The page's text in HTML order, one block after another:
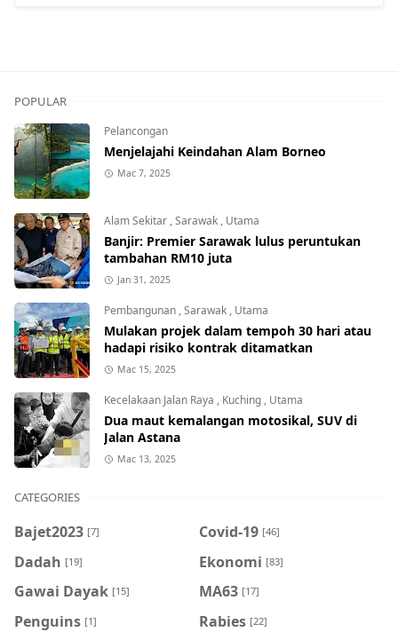
POPULAR
Pelancongan
Menjelajahi Keindahan Alam Borneo
Mac 7, 2025
Alam Sekitar ,Sarawak , Utama
Banjir: Premier Sarawak lulus peruntukan
tambahan RM10 juta
Jan 31, 2025
Pembangunan ,Sarawak , Utama
Mulakan projek dalam tempoh 30 hari atau
hadapi risiko kontrak ditamatkan
Mac 15, 2025
Kecelakaan Jalan Raya , Kuching , Utama
Dua maut kemalangan motosikal, SUV di
Jalan Astana
Mac 13, 2025
CATEGORIES
Bajet2023 [7] Covid-19 [46]
Dadah [19] Ekonomi [83]
Gawai Dayak [15] MA63 [17]
Penguins [1] Rabies [22]